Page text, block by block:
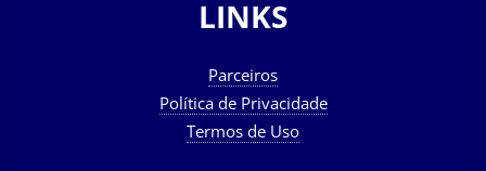
LINKS
Parceiros
Política de Privacidade
Termos de Uso